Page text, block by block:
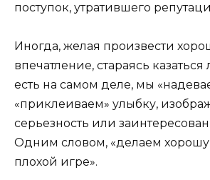
поступок, утратившего
Иногда, желая произвести
впечатление, стараясь
есть на самом деле, мы
«приклеиваем» улыбку,
серьезность или
Одним словом, «делаем
плохой игре».